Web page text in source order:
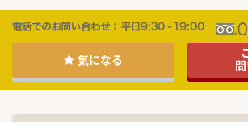
気になる